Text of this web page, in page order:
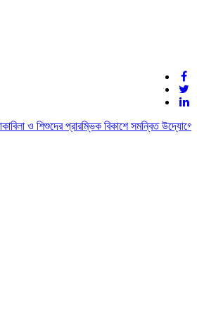
ও শিশুদের প্রারম্ভিক বিকাশে সমন্বিত উদ্যোগের